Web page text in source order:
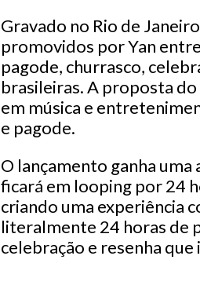
Gravado no Rio de
promovidos por Yan
pagode, churrasco,
brasileiras. A proposta
em música e
e pagode.
O lançamento ganha
ficará em looping por 24
criando uma experiência
literalmente 24 horas de
celebração e resenha